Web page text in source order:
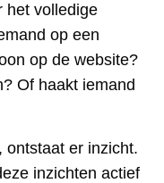
het volledige
op een
op de website?
Of haakt iemand
ontstaat er inzicht.
inzichten actief